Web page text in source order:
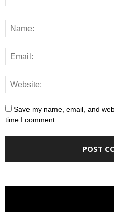
Save my name, email, and
time I comment.